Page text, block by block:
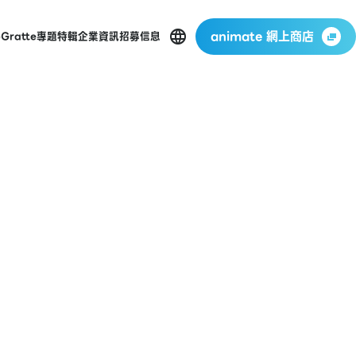
Gratte專題特輯企業資訊招募信息 animate 網上商店